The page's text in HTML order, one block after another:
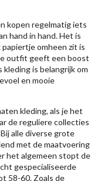
kopen regelmatig iets
hand in hand. Het is
omheen zit is
outfit geeft een boost
is belangrijk om
en mooie
kleding, als je het
de reguliere collecties
alle diverse grote
met de maatvoering
het algemeen stopt de
gespecialiseerde
58-60. Zoals de